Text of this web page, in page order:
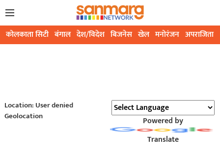
कोलकाता सिटी बंगाल देश/विदेश बिजनेस खेल मनोरंजन अपराजिता
Location: User denied
Geolocation
Powered by
Translate